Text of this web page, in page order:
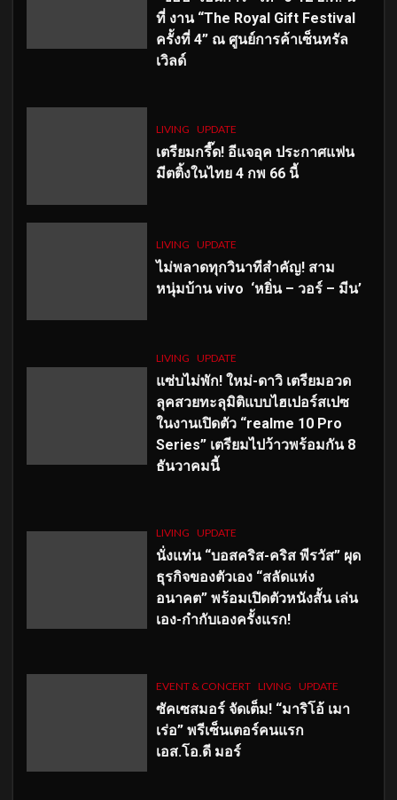
ที่ งาน “The Royal Gift Festival
ครั้งที่ 4” ณ ศูนย์การค้าเซ็นทรัล
เวิลด์
LIVING UPDATE
เตรียมกรี๊ด! อีแจอุค ประกาศแฟน
มีตติ้งในไทย 4 กพ 66 นี้
LIVING UPDATE
ไม่พลาดทุกวินาทีสำคัญ! สาม
หนุ่มบ้าน vivo ‘หยิ่น – วอร์ – มีน’
LIVING UPDATE
แซ่บไม่พัก! ใหม่-ดาวิ เตรียมอวด
ลุคสวยทะลุมิติแบบไฮเปอร์สเปซ
ในงานเปิดตัว “realme 10 Pro
Series” เตรียมไปว้าวพร้อมกัน 8
ธันวาคมนี้
LIVING UPDATE
นั่งแท่น “บอสคริส-คริส พีรวัส” ผุด
ธุรกิจของตัวเอง “สลัดแห่ง
อนาคต” พร้อมเปิดตัวหนังสั้น เล่น
เอง-กำกับเองครั้งแรก!
EVENT & CONCERT LIVING UPDATE
ซัคเซสมอร์ จัดเต็ม! “มาริโอ้ เมา
เร่อ” พรีเซ็นเตอร์คนแรก
เอส.โอ.ดี มอร์